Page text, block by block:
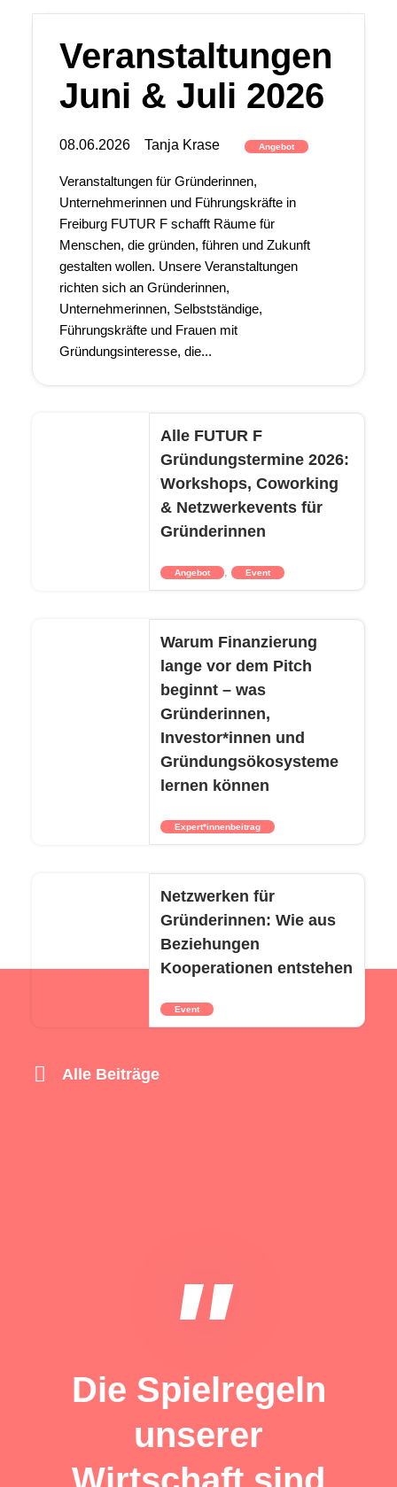
Veranstaltungen
Juni & Juli 2026
08.06.2026 Tanja Krase Angebot
Veranstaltungen für Gründerinnen,
Unternehmerinnen und Führungskräfte in
Freiburg FUTUR F schafft Räume für
Menschen, die gründen, führen und Zukunft
gestalten wollen. Unsere Veranstaltungen
richten sich an Gründerinnen,
Unternehmerinnen, Selbstständige,
Führungskräfte und Frauen mit
Gründungsinteresse, die...
Alle FUTUR F
Gründungstermine 2026:
Workshops, Coworking
& Netzwerkevents für
Gründerinnen
Angebot , Event
Warum Finanzierung
lange vor dem Pitch
beginnt – was
Gründerinnen,
Investor*innen und
Gründungsökosysteme
lernen können
Expert*innenbeitrag
Netzwerken für
Gründerinnen: Wie aus
Beziehungen
Kooperationen entstehen
Event
Alle Beiträge
"
Die Spielregeln
unserer